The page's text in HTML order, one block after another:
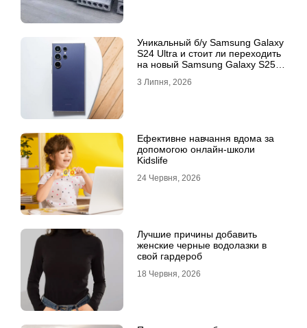
Уникальный б/у Samsung Galaxy
S24 Ultra и стоит ли переходить
на новый Samsung Galaxy S25
3 Липня, 2026
Ефективне навчання вдома за
допомогою онлайн-школи
Kidslife
24 Червня, 2026
Лучшие причины добавить
женские черные водолазки в
свой гардероб
18 Червня, 2026